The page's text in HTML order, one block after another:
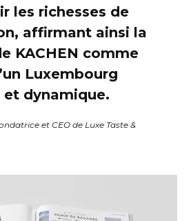
les richesses de
affirmant ainsi la
KACHEN comme
Luxembourg
dynamique.
et CEO de Luxe Taste &